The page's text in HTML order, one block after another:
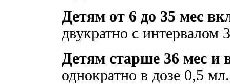
Детям от 6 до 35 мес
двукратно с интервалом
Детям старше 36 мес и
однократно в дозе 0,5 мл.